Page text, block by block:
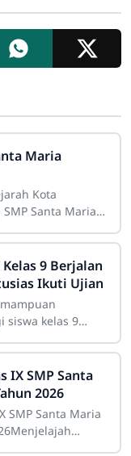
Maria
Kota
Santa Maria
antusias
9 Berjalan
Ikuti Ujian
siswa kelas 9
8–9 April
IX SMP Santa
2026
SMP Santa Maria